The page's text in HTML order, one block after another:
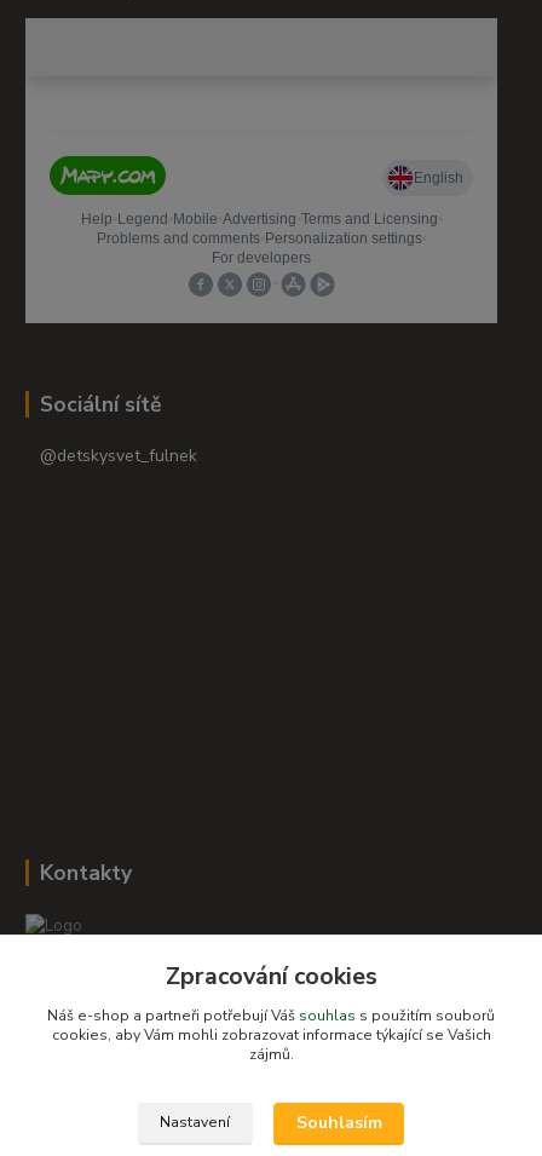
Sociální sítě
@detskysvet_fulnek
Kontakty
+420 604 278 943
obchod-detskysvet@seznam.cz
Zpracování cookies
Náš e-shop a partneři potřebují Váš souhlas s použitím souborů
cookies, aby Vám mohli zobrazovat informace týkající se Vašich
zájmů.
Nastavení Souhlasím